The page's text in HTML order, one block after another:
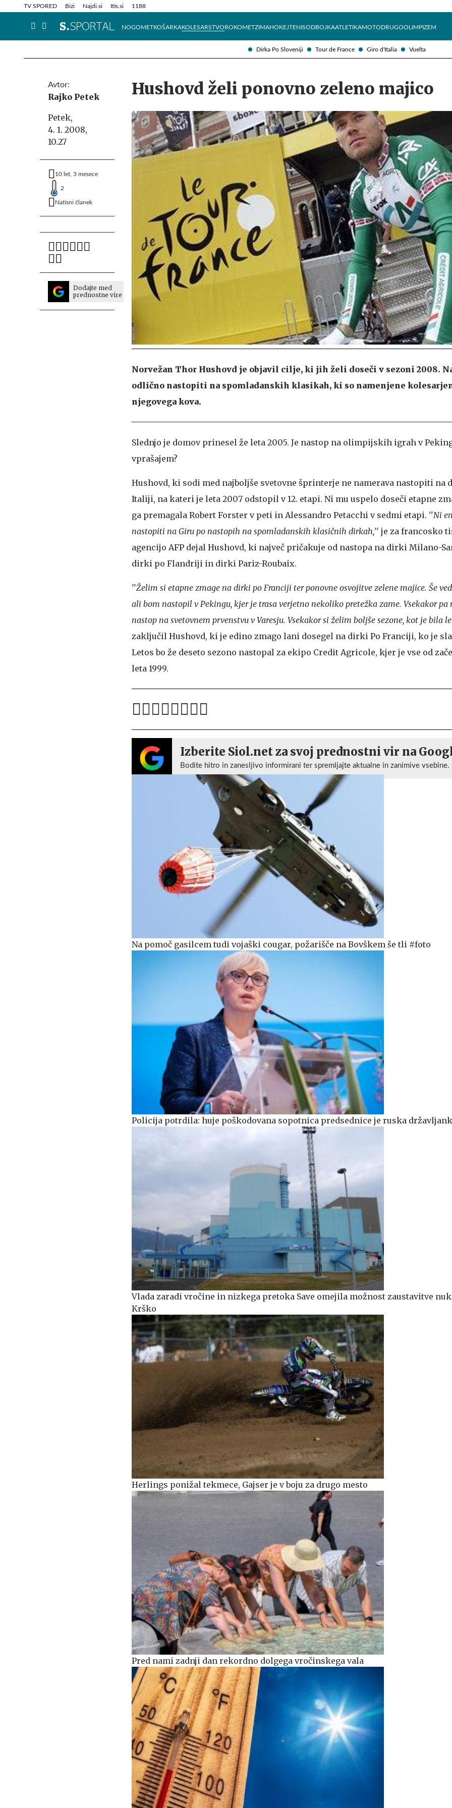
Dirka Po Sloveniji Tour de France Giro d'Italia Vuelta
TV SPORED Bizi Najdi.si Itis.si 1188
NOGOMETKOŠARKAKOLESARSTVOROKOMETZIMAHOKEJTENISODBOJKAATLETIKAMOTODRUGOOLIMPIZEM
Info in obvestila Tehnik
Avtor:
Rajko Petek
Petek,
4. 1. 2008,
10.27
10 let, 3 mesece
2
Natisni članek
Dodajte med
prednostne vire
Hushovd želi ponovno zeleno majico
Norvežan Thor Hushovd je objavil cilje, ki jih želi doseči v sezoni 2008.
odlično nastopiti na spomladanskih klasikah, ki so namenjene
njegovega kova.
Slednjo je domov prinesel že leta 2005. Je nastop na olimpijskih igrah v
vprašajem?
Hushovd, ki sodi med najboljše svetovne šprinterje ne namerava nastopiti na
Italiji, na kateri je leta 2007 odstopil v 12. etapi. Ni mu uspelo doseči etapne
ga premagala Robert Forster v peti in Alessandro Petacchi v sedmi etapi. ''Ni
nastopiti na Giru po nastopih na spomladanskih klasičnih dirkah,'' je za francosko
agencijo AFP dejal Hushovd, ki največ pričakuje od nastopa na dirki Milano-
dirki po Flandriji in dirki Pariz-Roubaix.
''Želim si etapne zmage na dirki po Franciji ter ponovne osvojitve zelene majice. Še
ali bom nastopil v Pekingu, kjer je trasa verjetno nekoliko pretežka zame. Vsekakor pa
nastop na svetovnem prvenstvu v Varesju. Vsekakor si želim boljše sezone, kot je bila
zaključil Hushovd, ki je edino zmago lani dosegel na dirki Po Franciji, ko je
Letos bo že deseto sezono nastopal za ekipo Credit Agricole, kjer je vse od
leta 1999.
Izberite Siol.net za svoj prednostni vir na
Bodite hitro in zanesljivo informirani ter spremljajte aktualne in zanimive vsebine.
Na pomoč gasilcem tudi vojaški cougar, požarišče na Bovškem še tli #foto
Policija potrdila: huje poškodovana sopotnica predsednice je ruska
Vlada zaradi vročine in nizkega pretoka Save omejila možnost zaustavitve
Krško
Herlings ponižal tekmece, Gajser je v boju za drugo mesto
Pred nami zadnji dan rekordno dolgega vročinskega vala